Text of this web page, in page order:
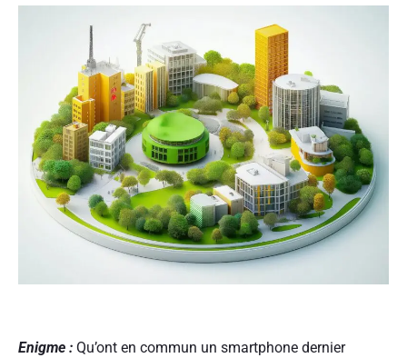
Enigme : Qu’ont en commun un smartphone dernier